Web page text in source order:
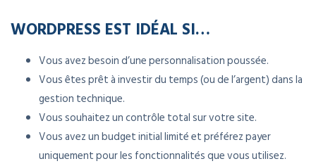
WORDPRESS EST IDÉAL SI…
Vous avez besoin d’une personnalisation poussée.
Vous êtes prêt à investir du temps (ou de l’argent) dans la
gestion technique.
Vous souhaitez un contrôle total sur votre site.
Vous avez un budget initial limité et préférez payer
uniquement pour les fonctionnalités que vous utilisez.